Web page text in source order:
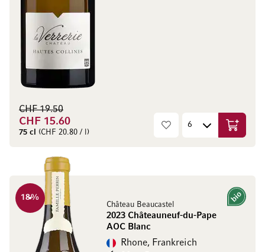
CHF 15.60
CHF 19.50
75 cl (CHF 20.80 / l) In den
Château Beaucastel
2023 Châteauneuf-du-Pape
AOC Blanc
18% Bio
Rhone, Frankreich